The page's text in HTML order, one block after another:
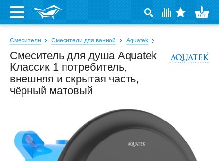
Смесители Смесители для ванной Aquatek
Смеситель для душа Aquatek
Классик 1 потребитель,
внешняя и скрытая часть,
чёрный матовый